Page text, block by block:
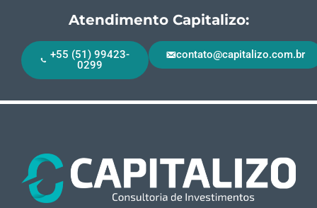
Atendimento Capitalizo:
+55 (51) 99423-
0299
contato@capitalizo.com.br